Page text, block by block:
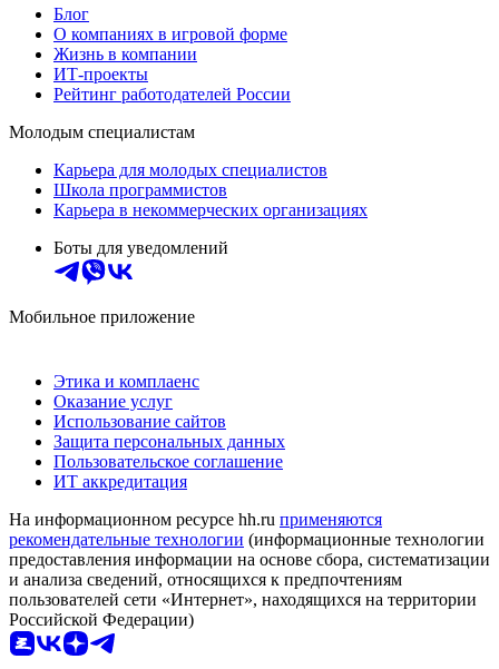
Блог
О компаниях в игровой форме
Жизнь в компании
ИТ-проекты
Рейтинг работодателей России
Молодым специалистам
Карьера для молодых специалистов
Школа программистов
Карьера в некоммерческих организациях
Боты для уведомлений
Мобильное приложение
Этика и комплаенс
Оказание услуг
Использование сайтов
Защита персональных данных
Пользовательское соглашение
ИТ аккредитация
На информационном ресурсе hh.ru применяются
рекомендательные технологии (информационные технологии
предоставления информации на основе сбора, систематизации
и анализа сведений, относящихся к предпочтениям
пользователей сети «Интернет», находящихся на территории
Российской Федерации)